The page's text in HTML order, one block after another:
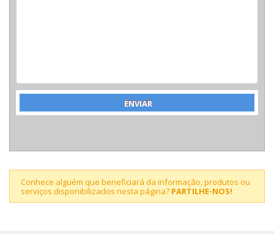
Conhece alguém que beneficiará da informação, produtos ou
serviços disponibilizados nesta página? PARTILHE-NOS!